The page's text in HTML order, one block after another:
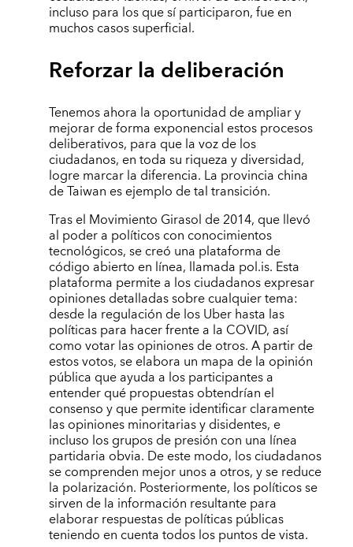
incluso para los que sí participaron, fue en
muchos casos superficial.
Reforzar la deliberación
Tenemos ahora la oportunidad de ampliar y
mejorar de forma exponencial estos procesos
deliberativos, para que la voz de los
ciudadanos, en toda su riqueza y diversidad,
logre marcar la diferencia. La provincia china
de Taiwan es ejemplo de tal transición.
Tras el Movimiento Girasol de 2014, que llevó
al poder a políticos con conocimientos
tecnológicos, se creó una plataforma de
código abierto en línea, llamada pol.is. Esta
plataforma permite a los ciudadanos expresar
opiniones detalladas sobre cualquier tema:
desde la regulación de los Uber hasta las
políticas para hacer frente a la COVID, así
como votar las opiniones de otros. A partir de
estos votos, se elabora un mapa de la opinión
pública que ayuda a los participantes a
entender qué propuestas obtendrían el
consenso y que permite identificar claramente
las opiniones minoritarias y disidentes, e
incluso los grupos de presión con una línea
partidaria obvia. De este modo, los ciudadanos
se comprenden mejor unos a otros, y se reduce
la polarización. Posteriormente, los políticos se
sirven de la información resultante para
elaborar respuestas de políticas públicas
teniendo en cuenta todos los puntos de vista.